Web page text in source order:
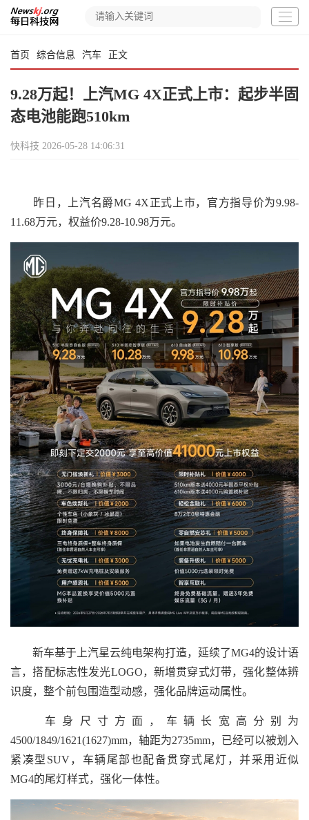
首页 综合信息 汽车 正文
9.28万起！上汽MG 4X正式上市：起步半固
态电池能跑510km
快科技 2026-05-28 14:06:31
昨日，上汽名爵MG 4X正式上市，官方指导价为9.98-
11.68万元，权益价9.28-10.98万元。
新车基于上汽星云纯电架构打造，延续了MG4的设计语
言，搭配标志性发光LOGO，新增贯穿式灯带，强化整体辨
识度，整个前包围造型动感，强化品牌运动属性。
车身尺寸方面，车辆长宽高分别为
4500/1849/1621(1627)mm，轴距为2735mm，已经可以被划入
紧凑型SUV，车辆尾部也配备贯穿式尾灯，并采用近似
MG4的尾灯样式，强化一体性。